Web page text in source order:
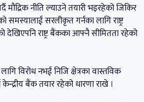
मौद्रिक नीति ल्याउने तयारी भइरहेको जिकिर
सरलीकृत गर्नका लागि राष्ट्र
राष्ट्र बैंकका आफ्नै सीमितता रहेको
विरोध नभई निजि क्षेत्रका वास्तविक
बैंक तयार रहेको धारणा राखे ।